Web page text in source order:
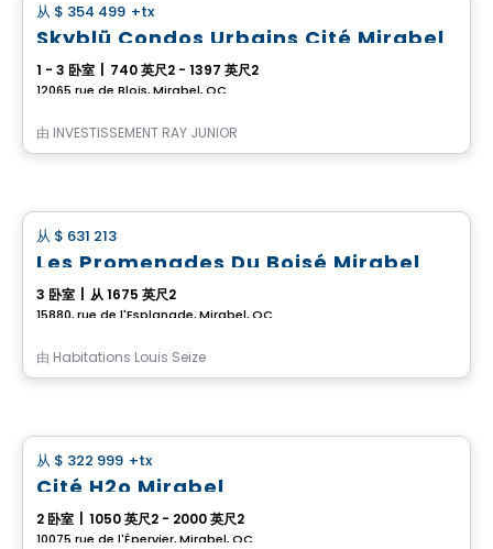
从 $ 354 499 +tx
Skyblü Condos Urbains Cité Mirabel
1 - 3 卧室 740 英尺2 - 1397 英尺2
12065 rue de Blois, Mirabel, QC
由 INVESTISSEMENT RAY JUNIOR
从 $ 631 213
Les Promenades Du Boisé Mirabel
3 卧室 从 1675 英尺2
15880, rue de l'Esplanade, Mirabel, QC
由 Habitations Louis Seize
从 $ 322 999 +tx
Cité H2o Mirabel
2 卧室 1050 英尺2 - 2000 英尺2
10075 rue de l'Épervier, Mirabel, QC